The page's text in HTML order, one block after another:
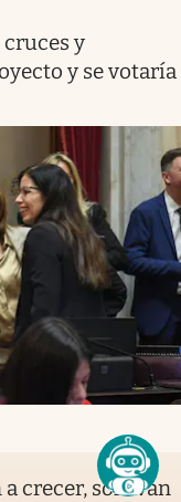
y
y se votaría
crecer, solo van